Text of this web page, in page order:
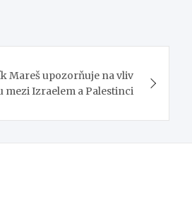
Mareš upozorňuje na vliv
Izraelem a Palestinci